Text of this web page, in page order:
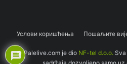
Услови коришћења Пошаљите
© Palelive.com je dio NF-tel d.o.o.
sadržaja dozvoljeno samo uz